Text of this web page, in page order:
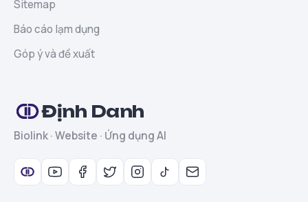
Sitemap
Báo cáo lạm dụng
Góp ý và đề xuất
Định Danh
Biolink · Website · Ứng dụng AI